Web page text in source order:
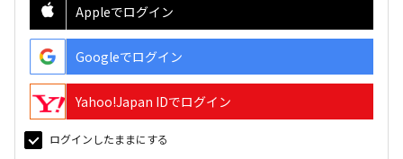
Appleでログイン
Googleでログイン
Yahoo!Japan IDでログイン
ログインしたままにする